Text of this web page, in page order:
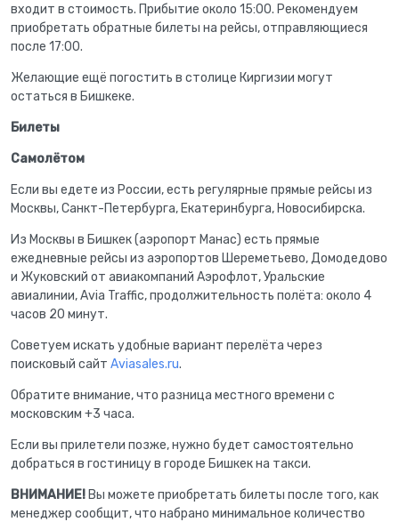
входит в стоимость. Прибытие около 15:00. Рекомендуем
приобретать обратные билеты на рейсы, отправляющиеся
после 17:00.
Желающие ещё погостить в столице Киргизии могут
остаться в Бишкеке.
Билеты
Самолётом
Если вы едете из России, есть регулярные прямые рейсы из
Москвы, Санкт-Петербурга, Екатеринбурга, Новосибирска.
Из Москвы в Бишкек (аэропорт Манас) есть прямые
ежедневные рейсы из аэропортов Шереметьево, Домодедово
и Жуковский от авиакомпаний Аэрофлот, Уральские
авиалинии, Avia Traffic, продолжительность полёта: около 4
часов 20 минут.
Советуем искать удобные вариант перелёта через
поисковый сайт Aviasales.ru.
Обратите внимание, что разница местного времени с
московским +3 часа.
Если вы прилетели позже, нужно будет самостоятельно
добраться в гостиницу в городе Бишкек на такси.
ВНИМАНИЕ! Вы можете приобретать билеты после того, как
менеджер сообщит, что набрано минимальное количество